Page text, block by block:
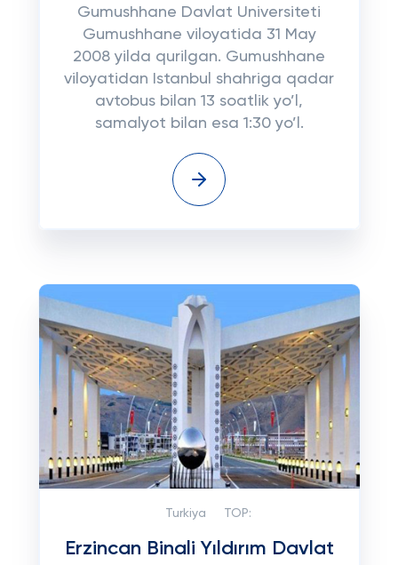
Gumushhane Davlat Universiteti
Gumushhane viloyatida 31 May
2008 yilda qurilgan. Gumushhane
viloyatidan Istanbul shahriga qadar
avtobus bilan 13 soatlik yo’l,
samalyot bilan esa 1:30 yo’l.
Turkiya TOP:
Erzincan Binali Yıldırım Davlat